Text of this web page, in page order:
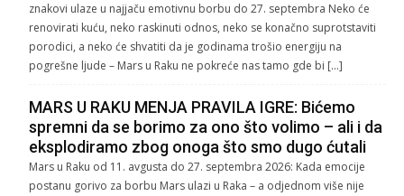
znakovi ulaze u najjaču emotivnu borbu do 27. septembra Neko će
renovirati kuću, neko raskinuti odnos, neko se konačno suprotstaviti
porodici, a neko će shvatiti da je godinama trošio energiju na
pogrešne ljude – Mars u Raku ne pokreće nas tamo gde bi […]
MARS U RAKU MENJA PRAVILA IGRE: Bićemo
spremni da se borimo za ono što volimo – ali i da
eksplodiramo zbog onoga što smo dugo ćutali
Mars u Raku od 11. avgusta do 27. septembra 2026: Kada emocije
postanu gorivo za borbu Mars ulazi u Raka – a odjednom više nije